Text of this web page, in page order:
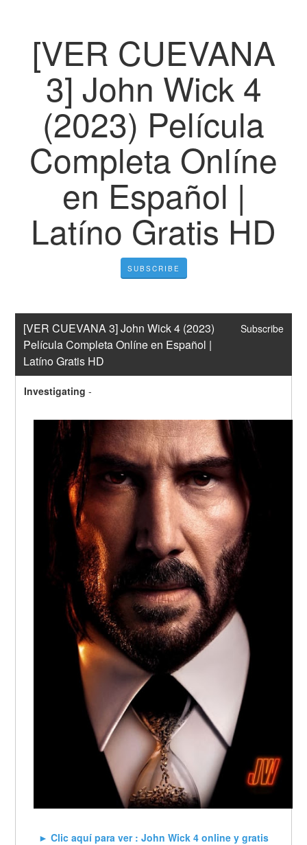
[VER CUEVANA
3] John Wick 4
(2023) Película
Completa Onlíne
en Español |
Latíno Gratis HD
SUBSCRIBE
[VER CUEVANA 3] John Wick 4 (2023)
Película Completa Onlíne en Español |
Latíno Gratis HD
Subscribe
Investigating -
► Clic aquí para ver : John Wick 4 online y gratis